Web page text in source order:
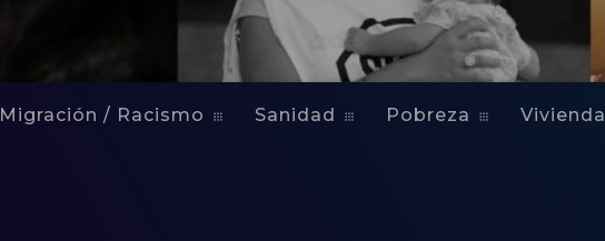
Migración / Racismo Sanidad Pobreza Vivienda